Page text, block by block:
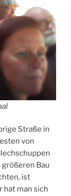
Straße in
von
Bau
ist
hat man sich